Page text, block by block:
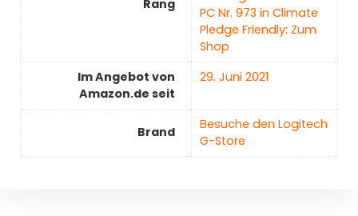
Rang
PC Nr. 973 in Climate
Pledge Friendly: Zum
Shop
Im Angebot von
Amazon.de seit
29. Juni 2021
Brand
Besuche den Logitech
G-Store